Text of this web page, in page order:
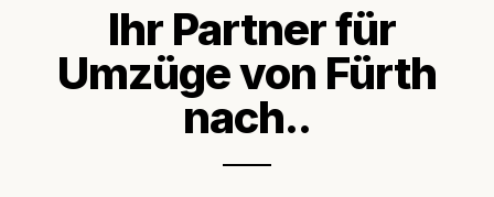
Ihr Partner für
Umzüge von Fürth
nach..